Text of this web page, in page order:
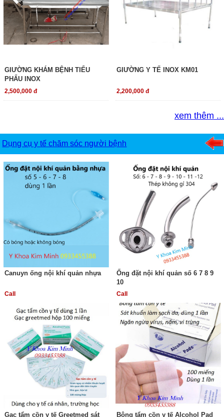
GIƯỜNG KHÁM BỆNH TIỂU
PHẨU INOX
2,500,000 đ
GIƯỜNG Y TẾ INOX KM01
2,200,000 đ
xem thêm ...
Dụng cụ y tế chăm sóc người bệnh
Canuyn ống nội khí quản nhựa
Call
Ống đặt nội khí quản số 6 7 8 9
10
Call
Gạc tẩm cồn y tế Greetmed sát
Bông tẩm cồn y tế Alcohol Pad